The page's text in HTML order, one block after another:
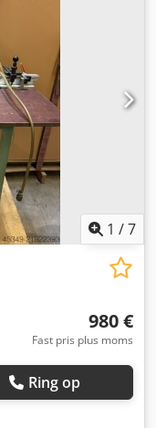
1 /7
980 €
Fast pris plus moms
Ring op